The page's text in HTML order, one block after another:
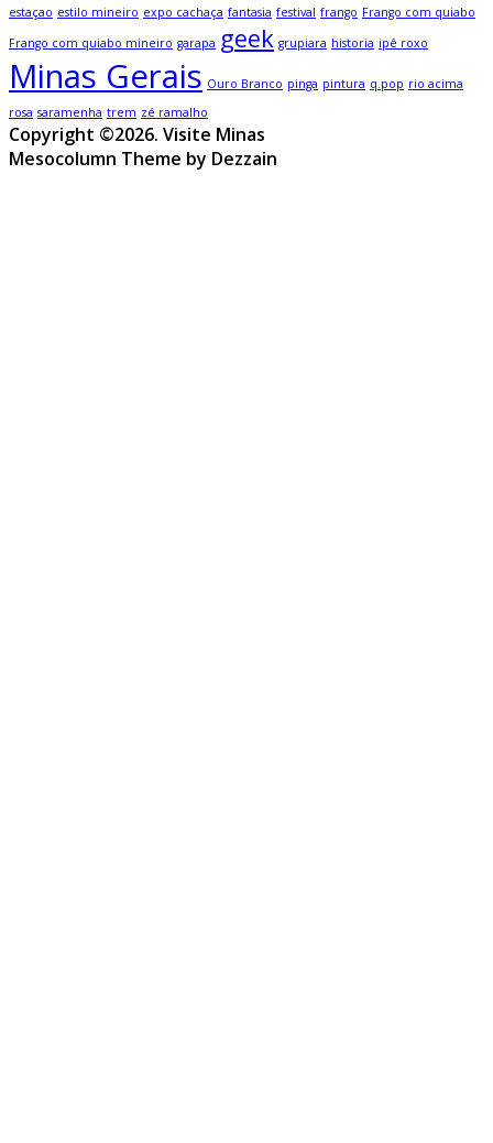
estaçao estilo mineiro expo cachaça fantasia festival frango Frango com quiabo
Frango com quiabo mineiro garapa geek grupiara historia ipê roxo
Minas Gerais Ouro Branco pinga pintura q.pop rio acima
rosa saramenha trem zé ramalho
Copyright ©2026. Visite Minas
Mesocolumn Theme by Dezzain